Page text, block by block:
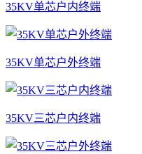
35KV单芯户内终端
35KV单芯户外终端
35KV三芯户内终端